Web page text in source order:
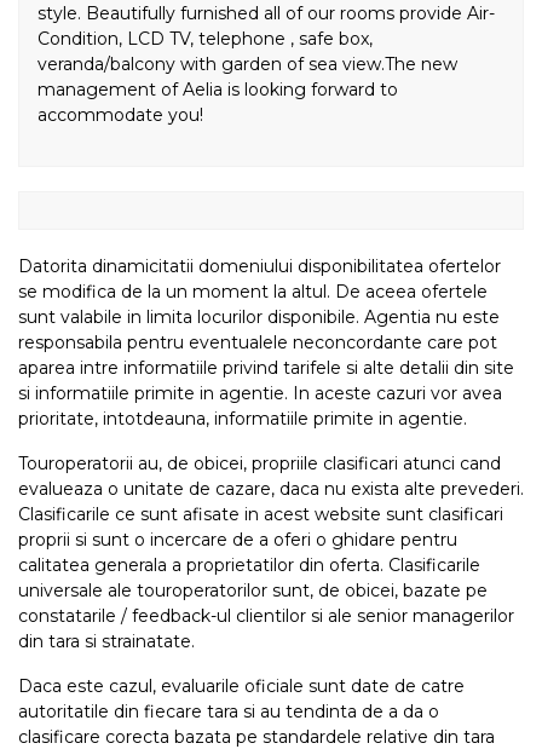
style. Beautifully furnished all of our rooms provide Air-
Condition, LCD TV, telephone , safe box,
veranda/balcony with garden of sea view.The new
management of Aelia is looking forward to
accommodate you!
Datorita dinamicitatii domeniului disponibilitatea ofertelor
se modifica de la un moment la altul. De aceea ofertele
sunt valabile in limita locurilor disponibile. Agentia nu este
responsabila pentru eventualele neconcordante care pot
aparea intre informatiile privind tarifele si alte detalii din site
si informatiile primite in agentie. In aceste cazuri vor avea
prioritate, intotdeauna, informatiile primite in agentie.
Touroperatorii au, de obicei, propriile clasificari atunci cand
evalueaza o unitate de cazare, daca nu exista alte prevederi.
Clasificarile ce sunt afisate in acest website sunt clasificari
proprii si sunt o incercare de a oferi o ghidare pentru
calitatea generala a proprietatilor din oferta. Clasificarile
universale ale touroperatorilor sunt, de obicei, bazate pe
constatarile / feedback-ul clientilor si ale senior managerilor
din tara si strainatate.
Daca este cazul, evaluarile oficiale sunt date de catre
autoritatile din fiecare tara si au tendinta de a da o
clasificare corecta bazata pe standardele relative din tara